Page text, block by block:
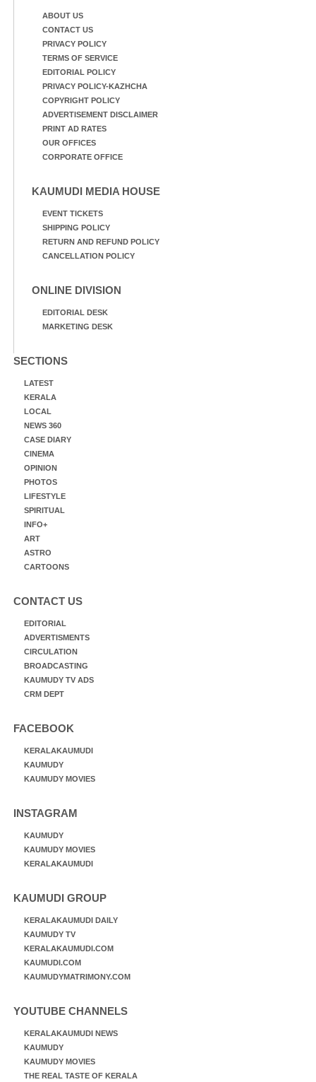
ABOUT US
CONTACT US
PRIVACY POLICY
TERMS OF SERVICE
EDITORIAL POLICY
PRIVACY POLICY-KAZHCHA
COPYRIGHT POLICY
ADVERTISEMENT DISCLAIMER
PRINT AD RATES
OUR OFFICES
CORPORATE OFFICE
KAUMUDI MEDIA HOUSE
EVENT TICKETS
SHIPPING POLICY
RETURN AND REFUND POLICY
CANCELLATION POLICY
ONLINE DIVISION
EDITORIAL DESK
MARKETING DESK
SECTIONS
LATEST
KERALA
LOCAL
NEWS 360
CASE DIARY
CINEMA
OPINION
PHOTOS
LIFESTYLE
SPIRITUAL
INFO+
ART
ASTRO
CARTOONS
CONTACT US
EDITORIAL
ADVERTISMENTS
CIRCULATION
BROADCASTING
KAUMUDY TV ADS
CRM DEPT
FACEBOOK
KERALAKAUMUDI
KAUMUDY
KAUMUDY MOVIES
INSTAGRAM
KAUMUDY
KAUMUDY MOVIES
KERALAKAUMUDI
KAUMUDI GROUP
KERALAKAUMUDI DAILY
KAUMUDY TV
KERALAKAUMUDI.COM
KAUMUDI.COM
KAUMUDYMATRIMONY.COM
YOUTUBE CHANNELS
KERALAKAUMUDI NEWS
KAUMUDY
KAUMUDY MOVIES
THE REAL TASTE OF KERALA